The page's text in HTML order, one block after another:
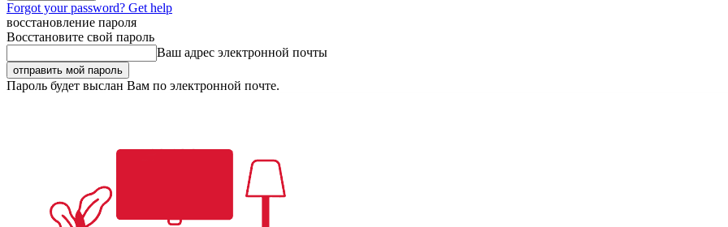
Forgot your password? Get help
восстановление пароля
Восстановите свой пароль
Ваш адрес электронной почты
Пароль будет выслан Вам по электронной почте.